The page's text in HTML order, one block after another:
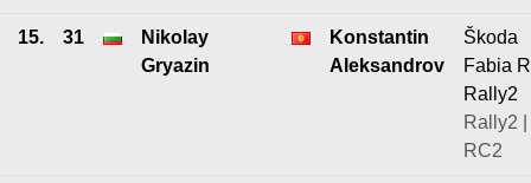
15. 31
Nikolay
Gryazin
Konstantin
Aleksandrov
Škoda
Fabia
Rally2
Rally2 |
RC2